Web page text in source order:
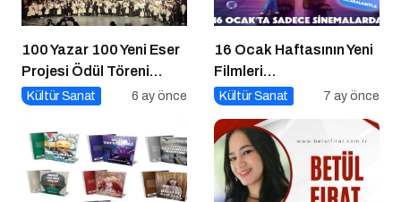
100 Yazar 100 Yeni Eser
Projesi Ödül Töreni
Gerçekleşti
Kültür Sanat 6 ay önce
16 Ocak Haftasının Yeni
Filmleri
Sinemaseverlerle
Kültür Sanat 7 ay önce